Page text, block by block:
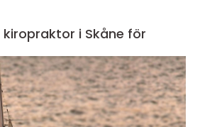
i Skåne för